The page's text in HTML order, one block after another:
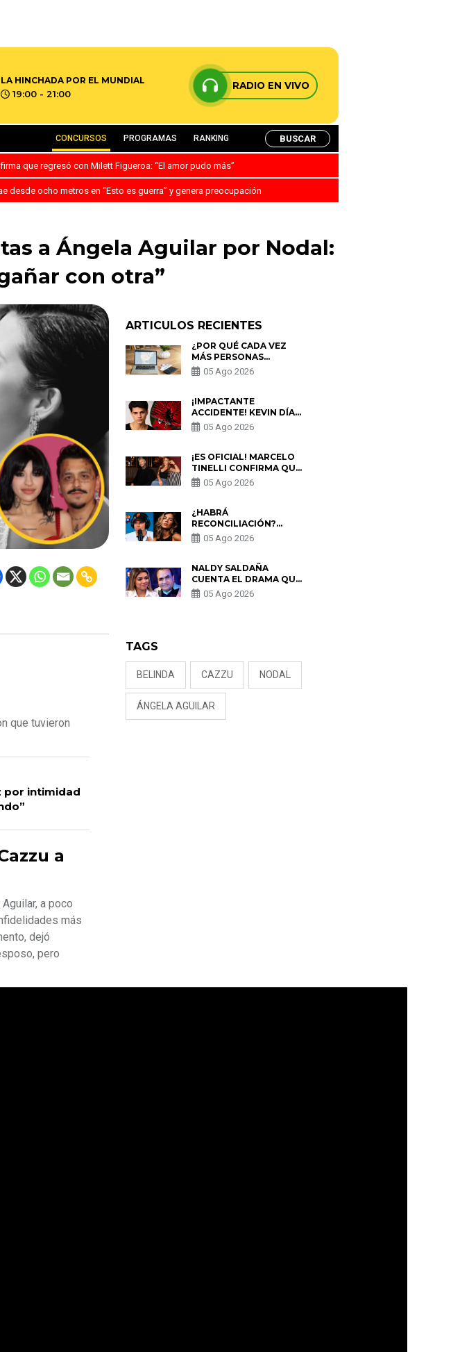
LA HINCHADA POR EL MUNDIAL
19:00 - 21:00
RADIO EN VIVO
CONCURSOS PROGRAMAS RANKING BUSCAR
que regresó con Milett Figueroa: “El amor pudo más”
desde ocho metros en “Esto es guerra” y genera preocupación
a Ángela Aguilar por Nodal:
con otra”
que tuvieron
por intimidad
a
a poco
más
dejó
pero
ARTICULOS RECIENTES
¿POR QUÉ CADA VEZ
MÁS PERSONAS
UTILIZAN UNA VPN
PARA PROTEGER SU
05 Ago 2026
¡IMPACTANTE
ACCIDENTE! KEVIN DÍAZ
CAE DESDE OCHO
METROS EN “ESTO ES
PREOCUPACIÓN
05 Ago 2026
¡ES OFICIAL! MARCELO
TINELLI CONFIRMA QUE
REGRESÓ CON MILETT
FIGUEROA: “EL AMOR
05 Ago 2026
¿HABRÁ
RECONCILIACIÓN?
MARIO HART ADMITE
QUE PODRÍA VOLVER
RIVADENEIRA: “NO LE
CERRARÍA LAS
PUERTAS”
05 Ago 2026
NALDY SALDAÑA
CUENTA EL DRAMA QUE
VIVIÓ EN LA BELLA LUZ
TRAS DENUNCIA AL
05 Ago 2026
TAGS
BELINDA CAZZU NODAL
ÁNGELA AGUILAR